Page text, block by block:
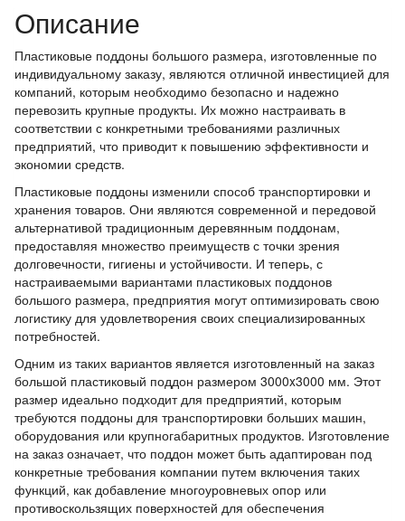
Описание
Пластиковые поддоны большого размера, изготовленные по
индивидуальному заказу, являются отличной инвестицией для
компаний, которым необходимо безопасно и надежно
перевозить крупные продукты. Их можно настраивать в
соответствии с конкретными требованиями различных
предприятий, что приводит к повышению эффективности и
экономии средств.
Пластиковые поддоны изменили способ транспортировки и
хранения товаров. Они являются современной и передовой
альтернативой традиционным деревянным поддонам,
предоставляя множество преимуществ с точки зрения
долговечности, гигиены и устойчивости. И теперь, с
настраиваемыми вариантами пластиковых поддонов
большого размера, предприятия могут оптимизировать свою
логистику для удовлетворения своих специализированных
потребностей.
Одним из таких вариантов является изготовленный на заказ
большой пластиковый поддон размером 3000x3000 мм. Этот
размер идеально подходит для предприятий, которым
требуются поддоны для транспортировки больших машин,
оборудования или крупногабаритных продуктов. Изготовление
на заказ означает, что поддон может быть адаптирован под
конкретные требования компании путем включения таких
функций, как добавление многоуровневых опор или
противоскользящих поверхностей для обеспечения